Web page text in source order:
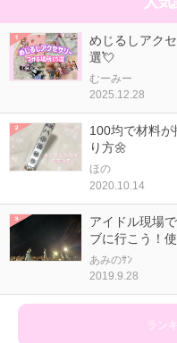
めじるしアク
選💘
むーみー
2025.12.28
100均で材料
り方🌼
ほの
2020.10.14
アイドル現場
ブに行こう！
あみのｻﾝ
2019.9.28
ラン